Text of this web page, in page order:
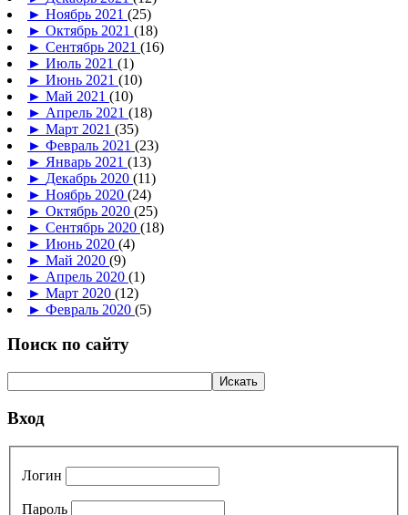
► Ноябрь 2021 (25)
► Октябрь 2021 (18)
► Сентябрь 2021 (16)
► Июль 2021 (1)
► Июнь 2021 (10)
► Май 2021 (10)
► Апрель 2021 (18)
► Март 2021 (35)
► Февраль 2021 (23)
► Январь 2021 (13)
► Декабрь 2020 (11)
► Ноябрь 2020 (24)
► Октябрь 2020 (25)
► Сентябрь 2020 (18)
► Июнь 2020 (4)
► Май 2020 (9)
► Апрель 2020 (1)
► Март 2020 (12)
► Февраль 2020 (5)
Поиск по сайту
Вход
Логин
Пароль